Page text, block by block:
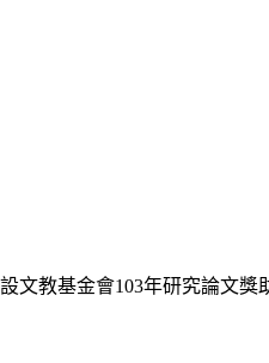
文教基金會103年研究論文獎